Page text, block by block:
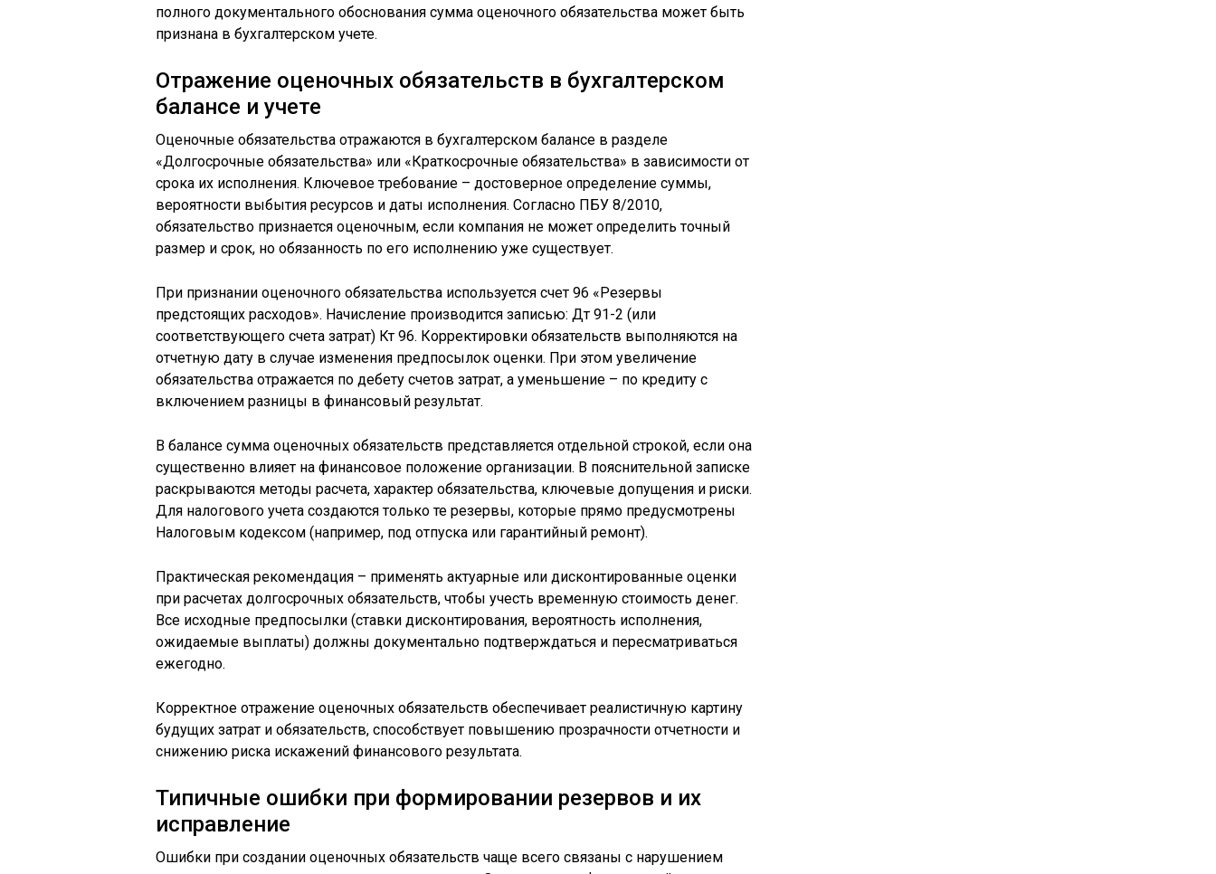
полного документального обоснования сумма оценочного обязательства может быть
признана в бухгалтерском учете.
Отражение оценочных обязательств в бухгалтерском
балансе и учете
Оценочные обязательства отражаются в бухгалтерском балансе в разделе
«Долгосрочные обязательства» или «Краткосрочные обязательства» в зависимости от
срока их исполнения. Ключевое требование – достоверное определение суммы,
вероятности выбытия ресурсов и даты исполнения. Согласно ПБУ 8/2010,
обязательство признается оценочным, если компания не может определить точный
размер и срок, но обязанность по его исполнению уже существует.
При признании оценочного обязательства используется счет 96 «Резервы
предстоящих расходов». Начисление производится записью: Дт 91-2 (или
соответствующего счета затрат) Кт 96. Корректировки обязательств выполняются на
отчетную дату в случае изменения предпосылок оценки. При этом увеличение
обязательства отражается по дебету счетов затрат, а уменьшение – по кредиту с
включением разницы в финансовый результат.
В балансе сумма оценочных обязательств представляется отдельной строкой, если она
существенно влияет на финансовое положение организации. В пояснительной записке
раскрываются методы расчета, характер обязательства, ключевые допущения и риски.
Для налогового учета создаются только те резервы, которые прямо предусмотрены
Налоговым кодексом (например, под отпуска или гарантийный ремонт).
Практическая рекомендация – применять актуарные или дисконтированные оценки
при расчетах долгосрочных обязательств, чтобы учесть временную стоимость денег.
Все исходные предпосылки (ставки дисконтирования, вероятность исполнения,
ожидаемые выплаты) должны документально подтверждаться и пересматриваться
ежегодно.
Корректное отражение оценочных обязательств обеспечивает реалистичную картину
будущих затрат и обязательств, способствует повышению прозрачности отчетности и
снижению риска искажений финансового результата.
Типичные ошибки при формировании резервов и их
исправление
Ошибки при создании оценочных обязательств чаще всего связаны с нарушением